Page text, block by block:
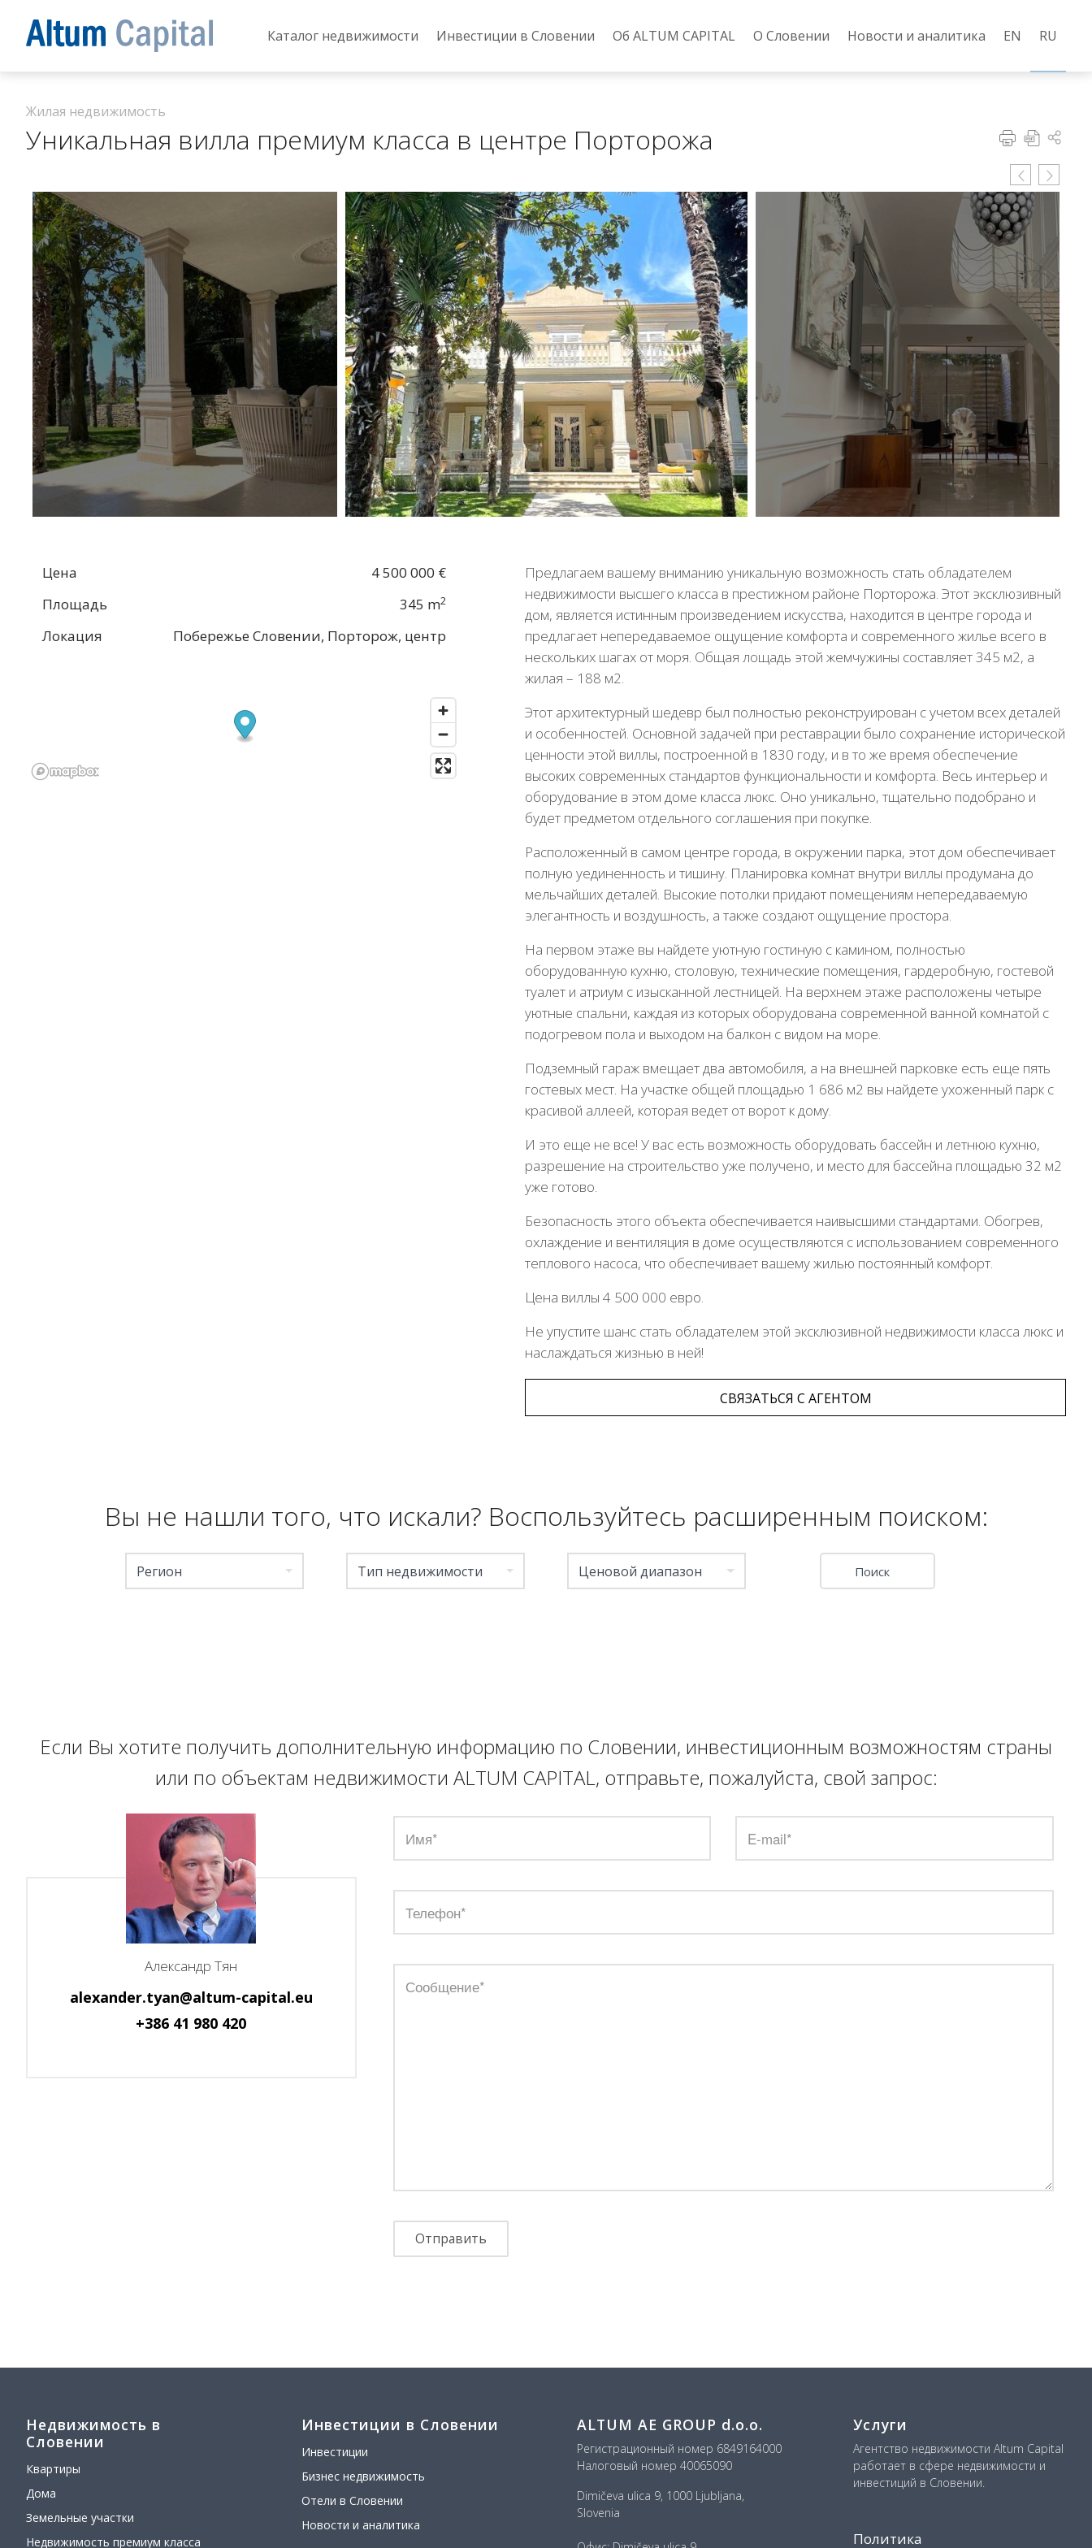
Каталог недвижимости Инвестиции в Словении Об ALTUM CAPITAL О Словении Новости и аналитика EN RU
Жилая недвижимость
Уникальная вилла премиум класса в центре Порторожа
Цена
4 500 000 €
Площадь
345 m2
Локация Побережье Словении, Порторож, центр
Предлагаем вашему вниманию уникальную возможность стать обладателем
недвижимости высшего класса в престижном районе Порторожа. Этот эксклюзивный
дом, является истинным произведением искусства, находится в центре города и
предлагает непередаваемое ощущение комфорта и современного жилье всего в
нескольких шагах от моря. Общая лощадь этой жемчужины составляет 345 м2, а
жилая – 188 м2.
Этот архитектурный шедевр был полностью реконструирован с учетом всех деталей
и особенностей. Основной задачей при реставрации было сохранение исторической
ценности этой виллы, построенной в 1830 году, и в то же время обеспечение
высоких современных стандартов функциональности и комфорта. Весь интерьер и
оборудование в этом доме класса люкс. Оно уникально, тщательно подобрано и
будет предметом отдельного соглашения при покупке.
Расположенный в самом центре города, в окружении парка, этот дом обеспечивает
полную уединенность и тишину. Планировка комнат внутри виллы продумана до
мельчайших деталей. Высокие потолки придают помещениям непередаваемую
элегантность и воздушность, а также создают ощущение простора.
На первом этаже вы найдете уютную гостиную с камином, полностью
оборудованную кухню, столовую, технические помещения, гардеробную, гостевой
туалет и атриум с изысканной лестницей. На верхнем этаже расположены четыре
уютные спальни, каждая из которых оборудована современной ванной комнатой с
подогревом пола и выходом на балкон с видом на море.
Подземный гараж вмещает два автомобиля, а на внешней парковке есть еще пять
гостевых мест. На участке общей площадью 1 686 м2 вы найдете ухоженный парк с
красивой аллеей, которая ведет от ворот к дому.
И это еще не все! У вас есть возможность оборудовать бассейн и летнюю кухню,
разрешение на строительство уже получено, и место для бассейна площадью 32 м2
уже готово.
Безопасность этого объекта обеспечивается наивысшими стандартами. Обогрев,
охлаждение и вентиляция в доме осуществляются с использованием современного
теплового насоса, что обеспечивает вашему жилью постоянный комфорт.
Цена виллы 4 500 000 евро.
Не упустите шанс стать обладателем этой эксклюзивной недвижимости класса люкс и
наслаждаться жизнью в ней!
СВЯЗАТЬСЯ С АГЕНТОМ
Вы не нашли того, что искали? Воспользуйтесь расширенным поиском:
Регион Тип недвижимости Ценовой диапазон
Если Вы хотите получить дополнительную информацию по Словении, инвестиционным возможностям страны
или по объектам недвижимости ALTUM CAPITAL, отправьте, пожалуйста, свой запрос:
Александр Тян
alexander.tyan@altum-capital.eu
+386 41 980 420
Недвижимость в
Словении
Квартиры
Дома
Земельные участки
Недвижимость премиум класса
Инвестиции в Словении
Инвестиции
Бизнес недвижимость
Отели в Словении
Новости и аналитика
ALTUM AE GROUP d.o.o.
Регистрационный номер 6849164000
Налоговый номер 40065090
Dimičeva ulica 9, 1000 Ljubljana,
Slovenia
Услуги
Агентство недвижимости Altum Capital
работает в сфере недвижимости и
инвестиций в Словении.
Политика